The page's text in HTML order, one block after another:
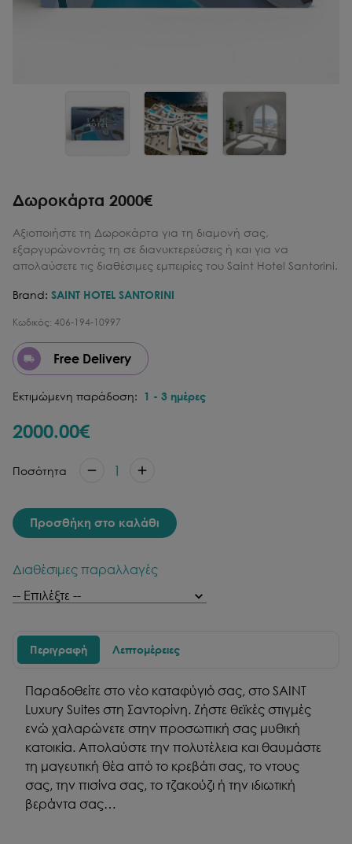
Δωροκάρτα 2000€
Αξιοποιήστε τη Δωροκάρτα για τη διαμονή σας,
εξαργυρώνοντάς τη σε διανυκτερεύσεις ή και για να
απολαύσετε τις διαθέσιμες εμπειρίες του Saint Hotel Santorini.
Brand: SAINT HOTEL SANTORINI
Κωδικός: 406-194-10997
Free Delivery
Εκτιμώμενη παράδοση: 1 - 3 ημέρες
2000.00€
Ποσότητα 1
Προσθήκη στο καλάθι
Διαθέσιμες παραλλαγές
Περιγραφή Λεπτομέρειες
Παραδοθείτε στο νέο καταφύγιό σας, στο SAINT
Luxury Suites στη Σαντορίνη. Ζήστε θεϊκές στιγμές
ενώ χαλαρώνετε στην προσωπική σας μυθική
κατοικία. Απολαύστε την πολυτέλεια και θαυμάστε
τη μαγευτική θέα από το κρεβάτι σας, το ντους
σας, την πισίνα σας, το τζακούζι ή την ιδιωτική
βεράντα σας…